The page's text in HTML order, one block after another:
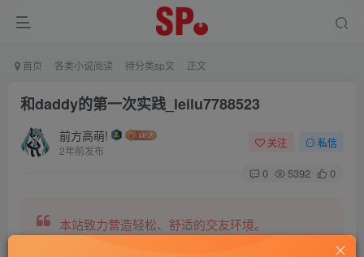
首页 各类小说阅读 待分类sp文 正文
和daddy的第一次实践_leilu7788523
前方高萌!
2年前发布
关注 私信
0 5392 0
本站致力营造轻松、舒适的交友环境。